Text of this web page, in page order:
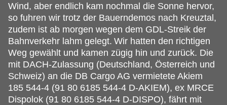
Wind, aber endlich kam nochmal die Sonne hervor,
so fuhren wir trotz der Bauerndemos nach Kreuztal,
zudem ist ab morgen wegen dem GDL-Streik der
Bahnverkehr lahm gelegt. Wir hatten den richtigen
Weg gewählt und kamen zügig hin und zurück. Die
mit DACH-Zulassung (Deutschland, Österreich und
Schweiz) an die DB Cargo AG vermietete Akiem
185 544-4 (91 80 6185 544-4 D-AKIEM), ex MRCE
Dispolok (91 80 6185 544-4 D-DISPO), fährt mit